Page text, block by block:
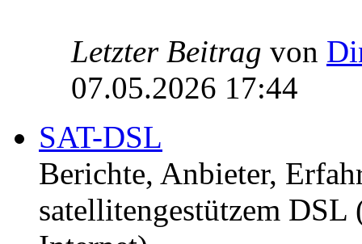
Letzter Beitrag von
07.05.2026 17:44
SAT-DSL
Berichte, Anbieter,
satellitengestützem